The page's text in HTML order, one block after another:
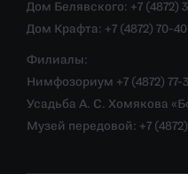
Дом Белявского: +7 (4872)
Дом Крафта: +7 (4872) 70-
Филиалы:
Нимфозориум +7 (4872) 77-
Усадьба А. С. Хомякова
Музей передовой: +7